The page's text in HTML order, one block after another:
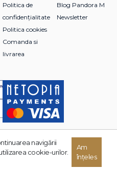
Politica de
confidențialitate
Politica cookies
Comanda si
livrarea
Blog Pandora M
Newsletter
Toate drepturile rezervate.
navigării
cookie-urilor.
Am
înțeles